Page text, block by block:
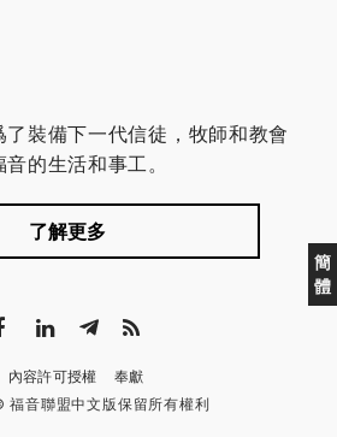
簡
體
裝備下一代信徒，牧師和教會
的生活和事工。
了解更多
內容許可授權
奉獻
福音聯盟中文版保留所有權利